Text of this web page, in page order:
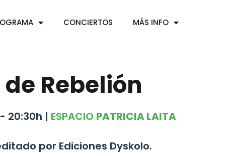
CONCIERTOS MÁS INFO
Rebelión
20:30h | ESPACIO PATRICIA LAITA
por Ediciones Dyskolo.